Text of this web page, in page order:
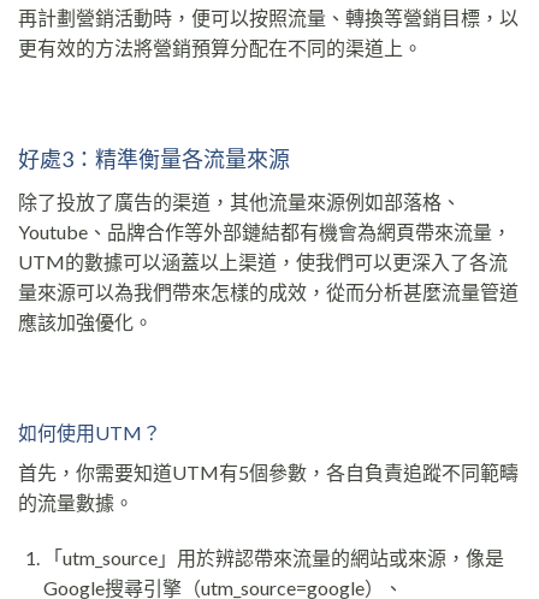
再計劃營銷活動時，便可以按照流量、轉換等營銷目標，以
更有效的方法將營銷預算分配在不同的渠道上。
好處3：精準衡量各流量來源
除了投放了廣告的渠道，其他流量來源例如部落格、
Youtube、品牌合作等外部鏈結都有機會為網頁帶來流量，
UTM的數據可以涵蓋以上渠道，使我們可以更深入了各流
量來源可以為我們帶來怎樣的成效，從而分析甚麼流量管道
應該加強優化。
如何使用UTM？
首先，你需要知道UTM有5個參數，各自負責追蹤不同範疇
的流量數據。
「utm_source」用於辨認帶來流量的網站或來源，像是
Google搜尋引擎（utm_source=google）、